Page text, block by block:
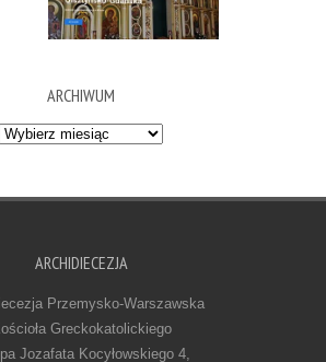
ARCHIWUM
Archiwum
ARCHIDIECEZJA
Przemysko-Warszawska
Greckokatolickiego
Jozafata Kocyłowskiego 4,